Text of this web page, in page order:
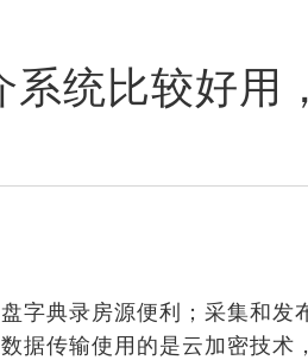
统比较好用
字典录房源便利；采集和发
据传输使用的是云加密技术